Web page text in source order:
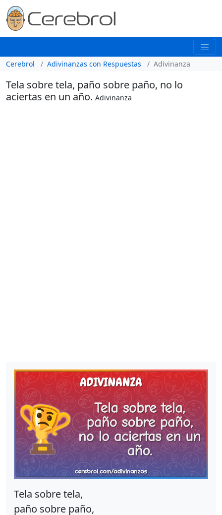
Cerebrol Adivinanzas con Respuestas Adivinanza
Tela sobre tela, paño sobre paño, no lo
aciertas en un año. Adivinanza
Tela sobre tela,
paño sobre paño,